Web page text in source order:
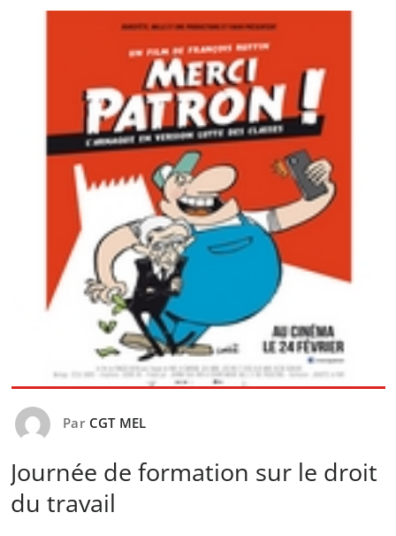
Par CGT MEL
Journée de formation sur le droit
du travail